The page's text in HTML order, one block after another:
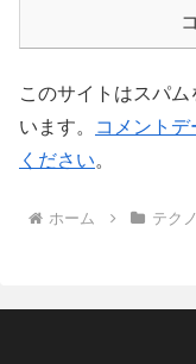
このサイトはスパ
います。
コメント
ください。
ホーム テク